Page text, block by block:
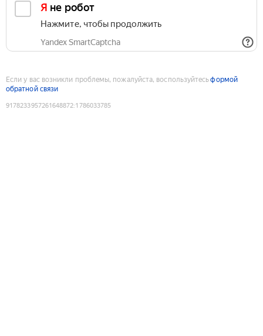
Я не робот
Нажмите, чтобы продолжить
Yandex SmartCaptcha
Если у вас возникли проблемы, пожалуйста, воспользуйтесьформой
обратной связи
9178233957261648872:1786033785